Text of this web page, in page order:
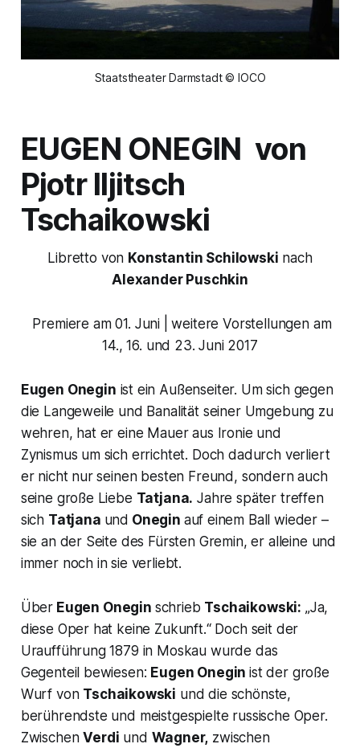
Staatstheater Darmstadt © IOCO
EUGEN ONEGIN von
Pjotr Iljitsch
Tschaikowski
Libretto von Konstantin Schilowski nach
Alexander Puschkin
Premiere am 01. Juni | weitere Vorstellungen am
14., 16. und 23. Juni 2017
Eugen Onegin ist ein Außenseiter. Um sich gegen
die Langeweile und Banalität seiner Umgebung zu
wehren, hat er eine Mauer aus Ironie und
Zynismus um sich errichtet. Doch dadurch verliert
er nicht nur seinen besten Freund, sondern auch
seine große Liebe Tatjana. Jahre später treffen
sich Tatjana und Onegin auf einem Ball wieder –
sie an der Seite des Fürsten Gremin, er alleine und
immer noch in sie verliebt.
Über Eugen Onegin schrieb Tschaikowski: „Ja,
diese Oper hat keine Zukunft.“Doch seit der
Uraufführung 1879 in Moskau wurde das
Gegenteil bewiesen: Eugen Onegin ist der große
Wurf von Tschaikowski und die schönste,
berührendste und meistgespielte russische Oper.
ZwischenVerdi und Wagner, zwischen